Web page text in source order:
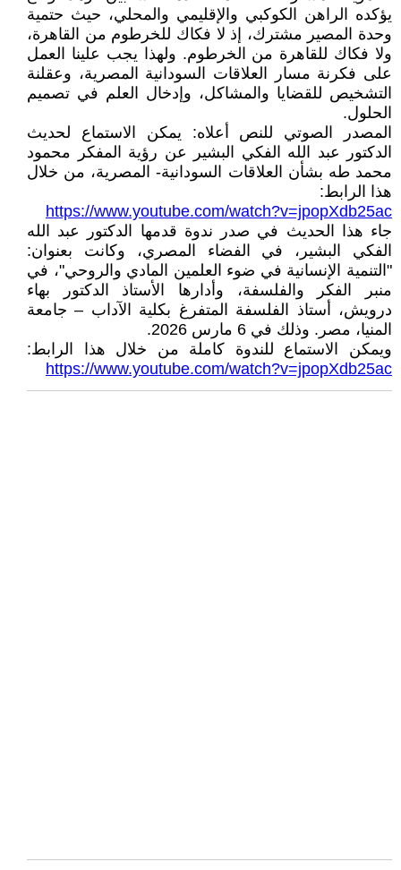
يؤكده الراهن الكوكبي والإقليمي والمحلي، حيث حتمية
وحدة المصير مشترك، إذ لا فكاك للخرطوم من القاهرة،
ولا فكاك للقاهرة من الخرطوم. ولهذا يجب علينا العمل
على فكرنة مسار العلاقات السودانية المصرية، وعقلنة
التشخيص للقضايا والمشاكل، وإدخال العلم في تصميم
الحلول.
المصدر الصوتي للنص أعلاه: يمكن الاستماع لحديث
الدكتور عبد الله الفكي البشير عن رؤية المفكر محمود
محمد طه بشأن العلاقات السودانية- المصرية، من خلال
هذا الرابط:
https://www.youtube.com/watch?v=jpopXdb25ac
جاء هذا الحديث في صدر ندوة قدمها الدكتور عبد الله
الفكي البشير، في الفضاء المصري، وكانت بعنوان:
"التنمية الإنسانية في ضوء العلمين المادي والروحي"، في
منبر الفكر والفلسفة، وأدارها الأستاذ الدكتور بهاء
درويش، أستاذ الفلسفة المتفرغ بكلية الآداب – جامعة
المنيا، مصر. وذلك في 6 مارس 2026.
ويمكن الاستماع للندوة كاملة من خلال هذا الرابط:
https://www.youtube.com/watch?v=jpopXdb25ac